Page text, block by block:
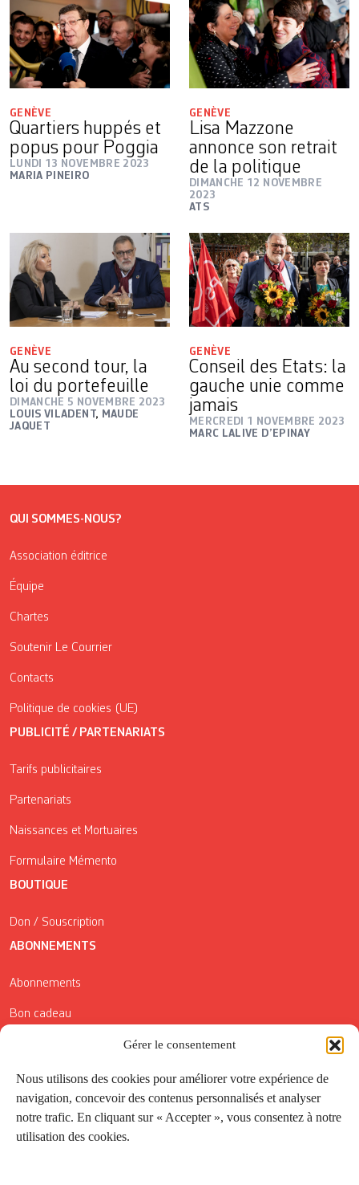
Gérer le consentement
Nous utilisons des cookies pour améliorer votre expérience de
navigation, concevoir des contenus personnalisés et analyser
notre trafic. En cliquant sur « Accepter », vous consentez à notre
utilisation des cookies.
GENÈVE
Quartiers huppés et
popus pour Poggia
LUNDI 13 NOVEMBRE 2023
MARIA PINEIRO
GENÈVE
Lisa Mazzone
annonce son retrait
de la politique
DIMANCHE 12 NOVEMBRE
2023
ATS
GENÈVE
Au second tour, la
loi du portefeuille
DIMANCHE 5 NOVEMBRE 2023
LOUIS VILADENT, MAUDE
JAQUET
GENÈVE
Conseil des Etats: la
gauche unie comme
jamais
MERCREDI 1 NOVEMBRE 2023
MARC LALIVE D’EPINAY
QUI SOMMES-NOUS?
Association éditrice
Équipe
Chartes
Soutenir Le Courrier
Contacts
Politique de cookies (UE)
PUBLICITÉ / PARTENARIATS
Tarifs publicitaires
Partenariats
Naissances et Mortuaires
Formulaire Mémento
BOUTIQUE
Don / Souscription
ABONNEMENTS
Abonnements
Bon cadeau
Conditions générales de vente
Réductions de la Carte Côté Courrier
Application